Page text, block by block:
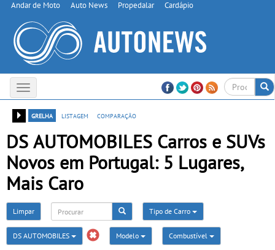
Andar de Moto Auto News Propedalar Cardápio
Toggle
navigation
grelha
listagem comparação
DS AUTOMOBILES Carros e SUVs
Novos em Portugal: 5 Lugares,
Mais Caro
Limpar Tipo de Carro
DS AUTOMOBILES Modelo Combustível